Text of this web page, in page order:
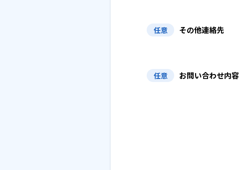
任意
その他連絡先
任意 お問い合わせ内容